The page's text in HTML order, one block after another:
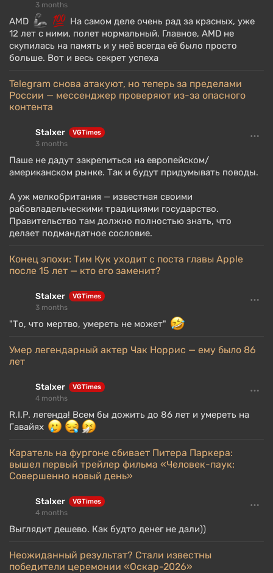
3 months
AMD
На самом деле очень рад за красных, уже
12 лет с ними, полет нормальный. Главное, AMD не
скупилась на память и у неё всегда её было просто
больше. Вот и весь секрет успеха
Telegram снова атакуют, но теперь за пределами
России — мессенджер проверяют из-за опасного
контента
Stalxer VGTimes
3 months
Паше не дадут закрепиться на европейском/
американском рынке. Так и будут придумывать поводы.
А уж мелкобритания — известная своими
рабовладельческими традициями государство.
Правительство там должно полностью знать, что
делает подмандатное сословие.
Конец эпохи: Тим Кук уходит с поста главы Apple
после 15 лет — кто его заменит?
Stalxer VGTimes
3 months
"То, что мертво, умереть не может"
Умер легендарный актер Чак Норрис — ему было 86
лет
Stalxer VGTimes
4 months
R.I.P. легенда! Всем бы дожить до 86 лет и умереть на
Гавайях
Каратель на фургоне сбивает Питера Паркера:
вышел первый трейлер фильма «Человек-паук:
Совершенно новый день»
Stalxer VGTimes
4 months
Выглядит дешево. Как будто денег не дали))
Неожиданный результат? Стали известны
победители церемонии «Оскар-2026»